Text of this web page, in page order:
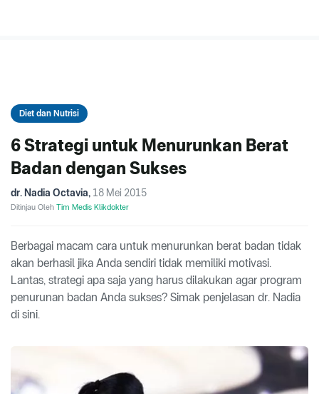
Diet dan Nutrisi
6 Strategi untuk Menurunkan Berat
Badan dengan Sukses
dr. Nadia Octavia, 18 Mei 2015
Ditinjau Oleh Tim Medis Klikdokter
Berbagai macam cara untuk menurunkan berat badan tidak
akan berhasil jika Anda sendiri tidak memiliki motivasi.
Lantas, strategi apa saja yang harus dilakukan agar program
penurunan badan Anda sukses? Simak penjelasan dr. Nadia
di sini.